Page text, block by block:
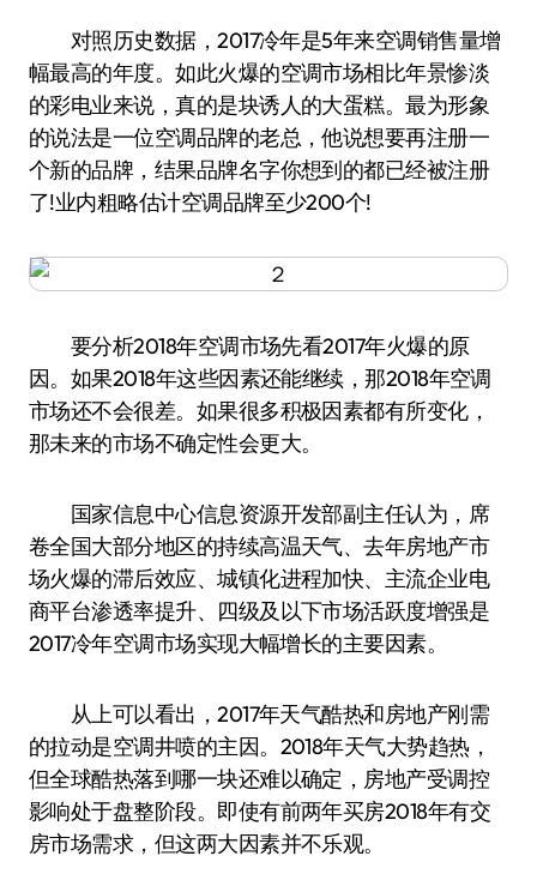
对照历史数据，2017冷年是5年来空调销售量增
幅最高的年度。如此火爆的空调市场相比年景惨淡
的彩电业来说，真的是块诱人的大蛋糕。最为形象
的说法是一位空调品牌的老总，他说想要再注册一
个新的品牌，结果品牌名字你想到的都已经被注册
了!业内粗略估计空调品牌至少200个!
要分析2018年空调市场先看2017年火爆的原
因。如果2018年这些因素还能继续，那2018年空调
市场还不会很差。如果很多积极因素都有所变化，
那未来的市场不确定性会更大。
国家信息中心信息资源开发部副主任认为，席
卷全国大部分地区的持续高温天气、去年房地产市
场火爆的滞后效应、城镇化进程加快、主流企业电
商平台渗透率提升、四级及以下市场活跃度增强是
2017冷年空调市场实现大幅增长的主要因素。
从上可以看出，2017年天气酷热和房地产刚需
的拉动是空调井喷的主因。2018年天气大势趋热，
但全球酷热落到哪一块还难以确定，房地产受调控
影响处于盘整阶段。即使有前两年买房2018年有交
房市场需求，但这两大因素并不乐观。